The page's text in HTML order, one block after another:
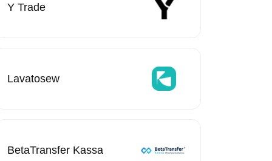
Y Trade
Lavatosew
BetaTransfer Kassa